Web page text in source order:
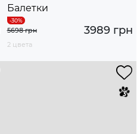
Балетки
3989 грн
5698 грн
2 цвета